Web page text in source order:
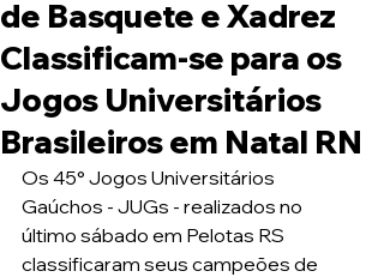
de Basquete e Xadrez
Classificam-se para os
Jogos Universitários
Brasileiros em Natal RN
Os 45° Jogos Universitários
Gaúchos - JUGs - realizados no
último sábado em Pelotas RS
classificaram seus campeões de